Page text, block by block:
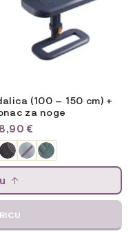
(100 – 150 cm) +
za noge
€
CIJENA:
OD
378,90 €
DO